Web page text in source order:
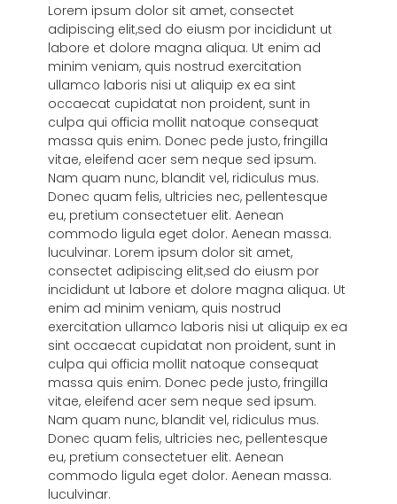
Lorem ipsum dolor sit amet, consectet
adipiscing elit,sed do eiusm por incididunt ut
labore et dolore magna aliqua. Ut enim ad
minim veniam, quis nostrud exercitation
ullamco laboris nisi ut aliquip ex ea sint
occaecat cupidatat non proident, sunt in
culpa qui officia mollit natoque consequat
massa quis enim. Donec pede justo, fringilla
vitae, eleifend acer sem neque sed ipsum.
Nam quam nunc, blandit vel, ridiculus mus.
Donec quam felis, ultricies nec, pellentesque
eu, pretium consectetuer elit. Aenean
commodo ligula eget dolor. Aenean massa.
luculvinar. Lorem ipsum dolor sit amet,
consectet adipiscing elit,sed do eiusm por
incididunt ut labore et dolore magna aliqua. Ut
enim ad minim veniam, quis nostrud
exercitation ullamco laboris nisi ut aliquip ex ea
sint occaecat cupidatat non proident, sunt in
culpa qui officia mollit natoque consequat
massa quis enim. Donec pede justo, fringilla
vitae, eleifend acer sem neque sed ipsum.
Nam quam nunc, blandit vel, ridiculus mus.
Donec quam felis, ultricies nec, pellentesque
eu, pretium consectetuer elit. Aenean
commodo ligula eget dolor. Aenean massa.
luculvinar.